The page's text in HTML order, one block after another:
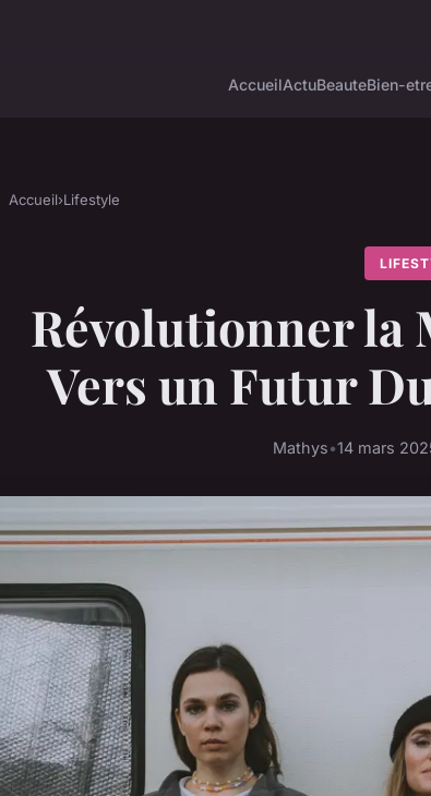
AccueilActuBeauteBien-
Accueil›Lifestyle
Révolutionner la
Vers un Futur
Mathys•14 mars